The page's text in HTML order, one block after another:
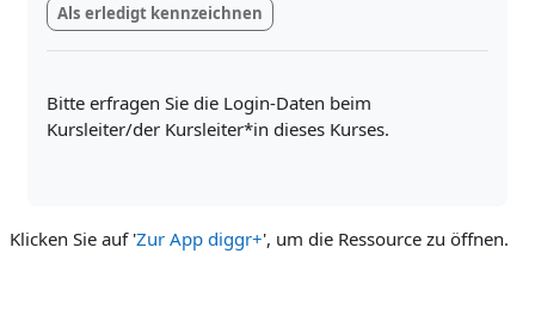
Als erledigt kennzeichnen
Bitte erfragen Sie die Login-Daten beim
Kursleiter/der Kursleiter*in dieses Kurses.
Klicken Sie auf 'Zur App diggr+', um die Ressource zu öffnen.